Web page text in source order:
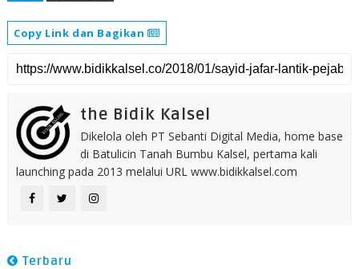
Copy Link dan Bagikan
the Bidik Kalsel
Dikelola oleh PT Sebanti Digital Media, home base
di Batulicin Tanah Bumbu Kalsel, pertama kali
launching pada 2013 melalui URL www.bidikkalsel.com
Terbaru